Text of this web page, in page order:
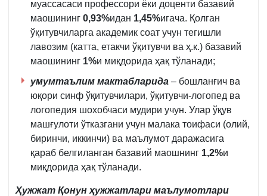
муассасаси профессори ёки доценти базавий
маошининг 0,93%идан 1,45%игача. Қолган
ўқитувчиларга академик соат учун тегишли
лавозим (катта, етакчи ўқитувчи ва ҳ.к.) базавий
маошининг 1%и миқдорида ҳақ тўланади;
умумтаълим мактабларида – бошланғич ва
юқори синф ўқитувчилари, ўқитувчи-логопед ва
логопедия шохобчаси мудири учун. Улар ўқув
машғулоти ўтказгани учун малака тоифаси (олий,
биринчи, иккинчи) ва маълумот даражасига
қараб белгиланган базавий маошнинг 1,2%и
миқдорида ҳақ тўланади.
Ҳужжат Қонун ҳужжатлари маълумотлари